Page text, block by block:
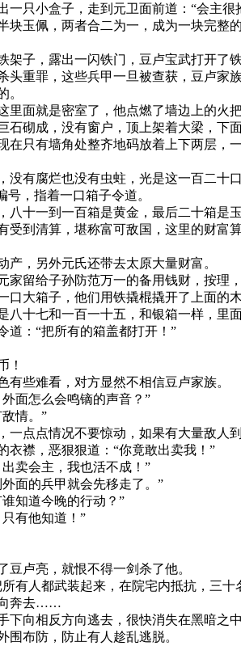
只小盒子，走到元卫面前道：“会主
玉佩，两者合二为一，成为一块完整的
架子，露出一闪铁门，豆卢宝武打开
重罪，这些兵甲一旦被查获，豆卢家
。
面就是密室了，他点燃了墙边上的火
砌成，没有窗户，顶上架着大梁，下
只有墙角处整齐地码放着上下两层，
有腐烂也没有虫蛀，光是这一百二十
，指着一口箱子令道。
十一到一百箱是黄金，最后二十箱是
受到清算，堪称富可敌国，这里的财
，另外元氏还带去太原大量财富。
留给子孙防范万一的备用钱财，按理
大箱子，他们用铁撬棍撬开了上面的
十七和一百一十五，和银箱一样，
道：“把所有的箱盖都打开！”
！
些难看，对方显然不相信豆卢家族。
面怎么会鸣镝的声音？”
情。”
点点情况不要惊动，如果有大量敌人
衣襟，恶狠狠道：“你竟敢出卖我！”
卖会主，我也活不成！”
面的兵甲就会先移走了。”
知道今晚的行动？”
有他知道！”
卢亮，就恨不得一剑杀了他。
有人都武装起来，在院宅内抵抗，三
向奔去……
向相反方向逃去，很快消失在黑暗之
围布防，防止有人趁乱逃脱。